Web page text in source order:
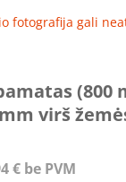
fotografija gali
(800
virš
€be PVM